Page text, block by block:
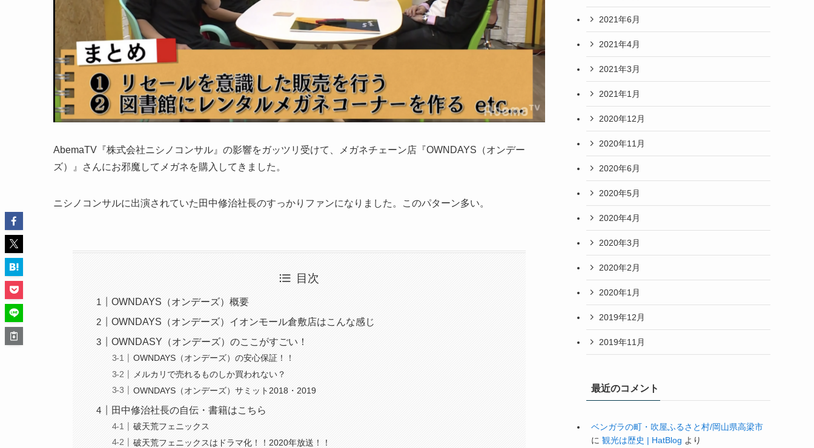
AbemaTV『株式会社ニシノコンサル』の影響をガッツリ受けて、メガネチェーン店『OWNDAYS（オンデー
ズ）』さんにお邪魔してメガネを購入してきました。
ニシノコンサルに出演されていた田中修治社長のすっかりファンになりました。このパターン多い。
目次
OWNDAYS（オンデーズ）概要
OWNDAYS（オンデーズ）イオンモール倉敷店はこんな感じ
OWNDASY（オンデーズ）のここがすごい！
OWNDAYS（オンデーズ）の安心保証！！
メルカリで売れるものしか買われない？
OWNDAYS（オンデーズ）サミット2018・2019
田中修治社長の自伝・書籍はこちら
破天荒フェニックス
破天荒フェニックスはドラマ化！！2020年放送！！
2021年6月
2021年4月
2021年3月
2021年1月
2020年12月
2020年11月
2020年6月
2020年5月
2020年4月
2020年3月
2020年2月
2020年1月
2019年12月
2019年11月
最近のコメント
ベンガラの町・吹屋ふるさと村/岡山県高梁市
に 観光は歴史 | HatBlog より